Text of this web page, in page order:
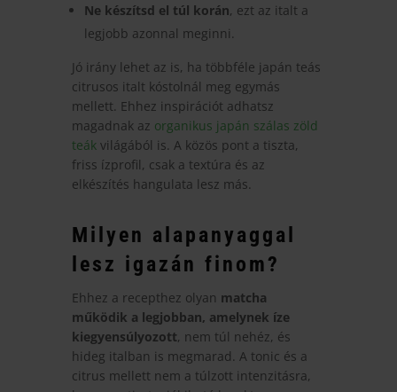
Ne készítsd el túl korán, ezt az italt a
legjobb azonnal meginni.
Jó irány lehet az is, ha többféle japán teás
citrusos italt kóstolnál meg egymás
mellett. Ehhez inspirációt adhatsz
magadnak az organikus japán szálas zöld
teákvilágából is. A közös pont a tiszta,
friss ízprofil, csak a textúra és az
elkészítés hangulata lesz más.
Milyen alapanyaggal
lesz igazán finom?
Ehhez a recepthez olyan matcha
működik a legjobban, amelynek íze
kiegyensúlyozott, nem túl nehéz, és
hideg italban is megmarad. A tonic és a
citrus mellett nem a túlzott intenzitásra,